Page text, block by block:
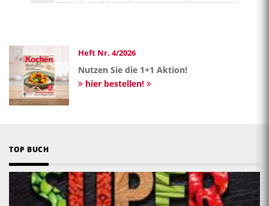
Seite TaxonomyTaxonomyTaxonomy
Seite
page
Heft Nr. 4/2026
Nutzen Sie die 1+1 Aktion!
hier bestellen!
TOP BUCH